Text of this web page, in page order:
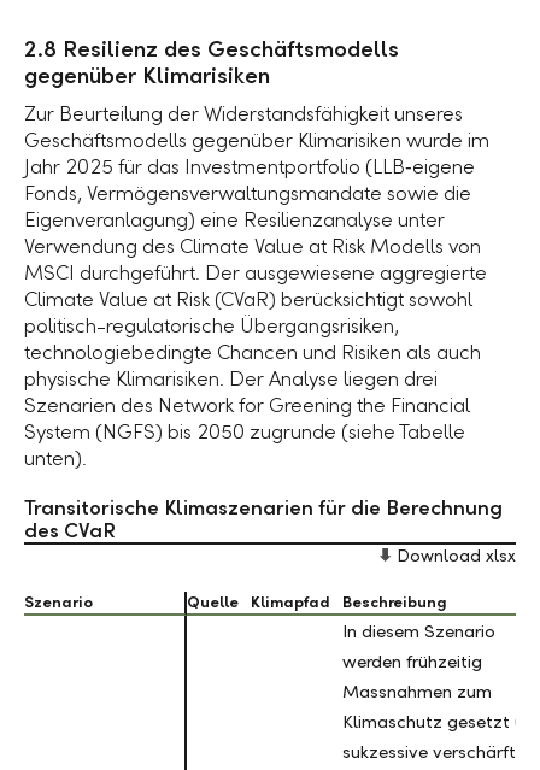
2.8 Resilienz des Geschäftsmodells
gegenüber Klimarisiken
Zur Beurteilung der Widerstandsfähigkeit unseres
Geschäftsmodells gegenüber Klimarisiken wurde im
Jahr 2025 für das Investmentportfolio (LLB‑eigene
Fonds, Vermögensverwaltungsmandate sowie die
Eigenveranlagung) eine Resilienzanalyse unter
Verwendung des Climate Value at Risk Modells von
MSCI durchgeführt. Der ausgewiesene aggregierte
Climate Value at Risk (CVaR) berücksichtigt sowohl
politisch-regulatorische Übergangsrisiken,
technologiebedingte Chancen und Risiken als auch
physische Klimarisiken. Der Analyse liegen drei
Szenarien des Network for Greening the Financial
System (NGFS) bis 2050 zugrunde (siehe Tabelle
unten).
Transitorische Klimaszenarien für die Berechnung
des CVaR
Download xlsx
Szenario Quelle Klimapfad Beschreibung
In diesem Szenario
werden frühzeitig
Massnahmen zum
Klimaschutz gesetzt
sukzessive verschärft,
Szenario